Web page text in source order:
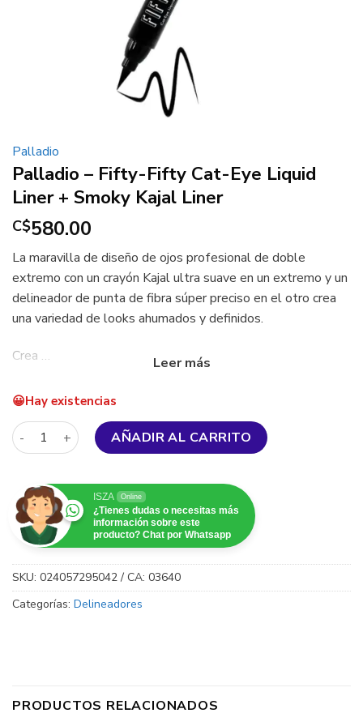
Palladio
Palladio – Fifty-Fifty Cat-Eye Liquid
Liner + Smoky Kajal Liner
C$580.00
La maravilla de diseño de ojos profesional de doble
extremo con un crayón Kajal ultra suave en un extremo y un
delineador de punta de fibra súper preciso en el otro crea
una variedad de looks ahumados y definidos.
Crea …
• El mejor look de ojos de gato
• El sexy ojo ahumado
Hay existencias
Palladio - Fifty-Fifty Cat-Eye Liquid Liner + Smoky Kajal
AÑADIR AL CARRITO
ISZA Online
¿Tienes dudas o necesitas más
información sobre este
producto? Chat por Whatsapp
SKU: 024057295042 / CA: 03640
Categorías: Delineadores
PRODUCTOS RELACIONADOS